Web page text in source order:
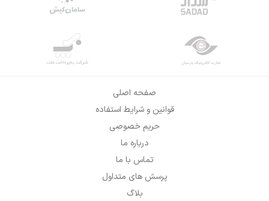
صفحه اصلی
قوانین و شرایط استفاده
حریم خصوصی
درباره ما
تماس با ما
پرسش های متداول
بلاگ